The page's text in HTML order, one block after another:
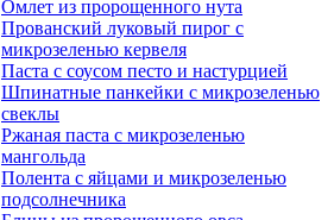
Омлет из пророщенного нута
Прованский луковый пирог с
микрозеленью кервеля
Паста с соусом песто и настурцией
Шпинатные панкейки с микрозеленью
свеклы
Ржаная паста с микрозеленью
мангольда
Полента с яйцами и микрозеленью
подсолнечника